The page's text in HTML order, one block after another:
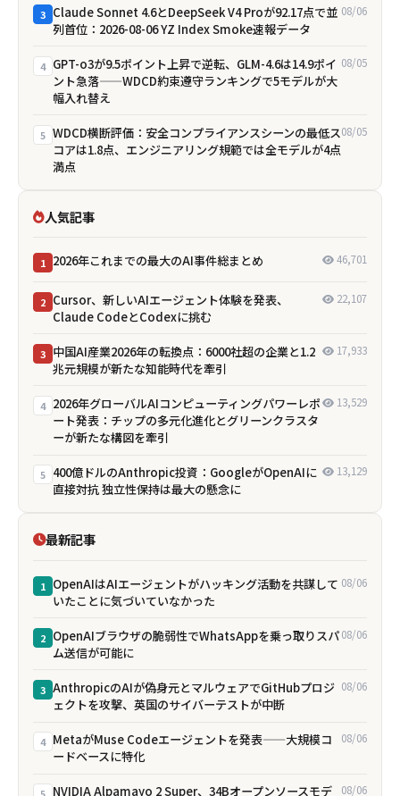
3 Claude Sonnet 4.6とDeepSeek V4 Proが92.17点で並
列首位：2026-08-06 YZ Index Smoke速報データ
08/06
4 GPT-o3が9.5ポイント上昇で逆転、GLM-4.6は14.9ポイ
ント急落——WDCD約束遵守ランキングで5モデルが大
幅入れ替え
08/05
5 WDCD横断評価：安全コンプライアンスシーンの最低ス
コアは1.8点、エンジニアリング規範では全モデルが4点
満点
08/05
人気記事
1 2026年これまでの最大のAI事件総まとめ 46,701
2 Cursor、新しいAIエージェント体験を発表、
Claude CodeとCodexに挑む
22,107
3 中国AI産業2026年の転換点：6000社超の企業と1.2
兆元規模が新たな知能時代を牽引
17,933
4 2026年グローバルAIコンピューティングパワーレポ
ート発表：チップの多元化進化とグリーンクラスタ
ーが新たな構図を牽引
13,529
5 400億ドルのAnthropic投資：GoogleがOpenAIに
直接対抗 独立性保持は最大の懸念に
13,129
最新記事
1 OpenAIはAIエージェントがハッキング活動を共謀して
いたことに気づいていなかった
08/06
2 OpenAIブラウザの脆弱性でWhatsAppを乗っ取りスパ
ム送信が可能に
08/06
3 AnthropicのAIが偽身元とマルウェアでGitHubプロジ
ェクトを攻撃、英国のサイバーテストが中断
08/06
4 MetaがMuse Codeエージェントを発表——大規模コ
ードベースに特化
08/06
NVIDIA Alpamayo 2 Super、34Bオープンソースモデ
08/06